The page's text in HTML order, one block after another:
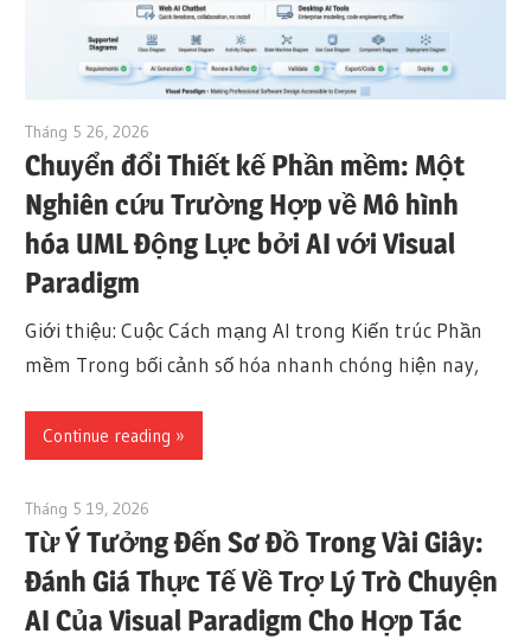
Tháng 5 26, 2026
Chuyển đổi Thiết kế Phần mềm: Một
Nghiên cứu Trường Hợp về Mô hình
hóa UML Động Lực bởi AI với Visual
Paradigm
Giới thiệu: Cuộc Cách mạng AI trong Kiến trúc Phần
mềm Trong bối cảnh số hóa nhanh chóng hiện nay,
Continue reading
Tháng 5 19, 2026
Từ Ý Tưởng Đến Sơ Đồ Trong Vài Giây:
Đánh Giá Thực Tế Về Trợ Lý Trò Chuyện
AI Của Visual Paradigm Cho Hợp Tác